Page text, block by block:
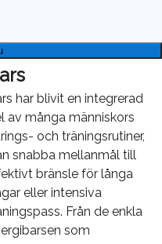
har blivit en integrerad
av många människors
och träningsrutiner,
snabba mellanmål till
bränsle för långa
eller intensiva
Från de enkla
som